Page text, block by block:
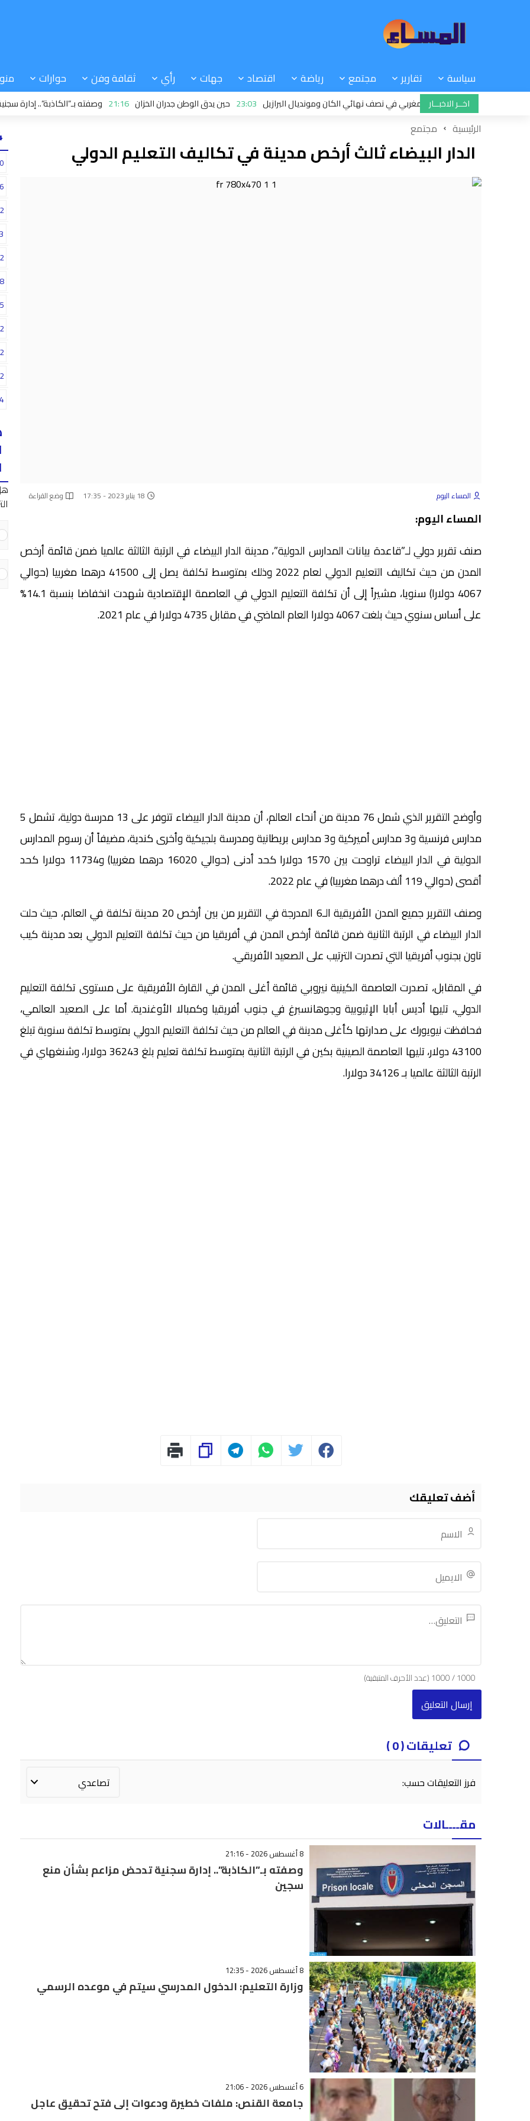
سياسة تقارير مجتمع رياضة اقتصاد جهات رأي ثقافة وفن حوارات
اخــر الاخبــار
سيدات المنتخب المغربي في نصف نهائي الكان ومونديال البرازيل 23:03 حين يدق الوطن جدران الخزان 21:16 وصفته بـ”الكاذبة”.. إدارة سجنية
الرئيسية مجتمع
الدار البيضاء ثالث أرخص مدينة في تكاليف التعليم الدولي
المساء اليوم 18 يناير 2023 - 17:35 وضع القراءة
المساء اليوم:
صنف تقرير دولي لـ”قاعدة بيانات المدارس الدولية”، مدينة الدار البيضاء في الرتبة الثالثة عالميا ضمن قائمة أرخص
المدن من حيث تكاليف التعليم الدولي لعام 2022 وذلك بمتوسط تكلفة يصل إلى 41500 درهما مغربيا (حوالي
4067 دولارا) سنويا، مشيراً إلى أن تكلفة التعليم الدولي في العاصمة الإقتصادية شهدت انخفاضا بنسبة 14.1%
على أساس سنوي حيث بلغت 4067 دولارا العام الماضي في مقابل 4735 دولارا في عام 2021.
وأوضح التقرير الذي شمل 76 مدينة من أنحاء العالم، أن مدينة الدار البيضاء تتوفر على 13 مدرسة دولية، تشمل 5
مدارس فرنسية و3 مدارس أميركية و3 مدارس بريطانية ومدرسة بلجيكية وأخرى كندية، مضيفاً أن رسوم المدارس
الدولية في الدار البيضاء تراوحت بين 1570 دولارا كحد أدنى (حوالي 16020 درهما مغربيا) و11734 دولارا كحد
أقصى (حوالي 119 ألف درهما مغربيا) في عام 2022.
وصنف التقرير جميع المدن الأفريقية الـ6 المدرجة في التقرير من بين أرخص 20 مدينة تكلفة في العالم، حيث حلت
الدار البيضاء في الرتبة الثانية ضمن قائمة أرخص المدن في أفريقيا من حيث تكلفة التعليم الدولي بعد مدينة كيب
تاون بجنوب أفريقيا التي تصدرت الترتيب على الصعيد الأفريقي.
في المقابل، تصدرت العاصمة الكينية نيروبي قائمة أغلى المدن في القارة الأفريقية على مستوى تكلفة التعليم
الدولي، تليها أديس أبابا الإثيوبية وجوهانسبرغ في جنوب أفريقيا وكمبالا الأوغندية. أما على الصعيد العالمي،
فحافظت نيويورك على صدارتها كأغلى مدينة في العالم من حيث تكلفة التعليم الدولي بمتوسط تكلفة سنوية تبلغ
43100 دولار، تليها العاصمة الصينية بكين في الرتبة الثانية بمتوسط تكلفة تعليم بلغ 36243 دولارا، وشنغهاي في
الرتبة الثالثة عالميا بـ 34126 دولارا.
أضف تعليقك
1000
/
1000(عدد الأحرف المتبقية)
تعليقات ( 0 )
فرز التعليقات حسب:
مقــــالات
8 أغسطس 2026 - 21:16
وصفته بـ”الكاذبة”.. إدارة سجنية تدحض مزاعم بشأن منع
سجين
8 أغسطس 2026 - 12:35
وزارة التعليم: الدخول المدرسي سیتم في موعده الرسمي
6 أغسطس 2026 - 21:06
جامعة القنص: ملفات خطيرة ودعوات إلى فتح تحقيق عاجل